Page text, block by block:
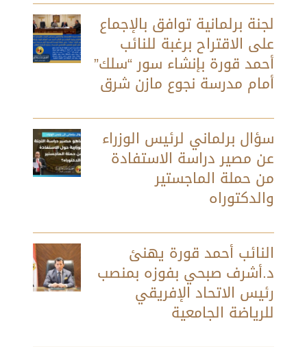
لجنة برلمانية توافق بالإجماع
على الاقتراح برغبة للنائب
أحمد قورة بإنشاء سور “سلك”
أمام مدرسة نجوع مازن شرق
سؤال برلماني لرئيس الوزراء
عن مصير دراسة الاستفادة
من حملة الماجستير
والدكتوراه
النائب أحمد قورة يهنئ
د.أشرف صبحي بفوزه بمنصب
رئيس الاتحاد الإفريقي
للرياضة الجامعية